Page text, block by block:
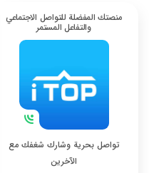
منصتك المفضلة للتواصل الاجتماعي
والتفاعل المستمر
تواصل بحرية وشارك شغفك مع
الآخرين